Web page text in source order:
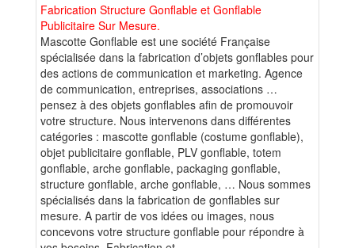
Fabrication Structure Gonflable et Gonflable
Publicitaire Sur Mesure.
Mascotte Gonflable est une société Française
spécialisée dans la fabrication d’objets gonflables pour
des actions de communication et marketing. Agence
de communication, entreprises, associations …
pensez à des objets gonflables afin de promouvoir
votre structure. Nous intervenons dans différentes
catégories : mascotte gonflable (costume gonflable),
objet publicitaire gonflable, PLV gonflable, totem
gonflable, arche gonflable, packaging gonflable,
structure gonflable, arche gonflable, … Nous sommes
spécialisés dans la fabrication de gonflables sur
mesure. A partir de vos idées ou images, nous
concevons votre structure gonflable pour répondre à